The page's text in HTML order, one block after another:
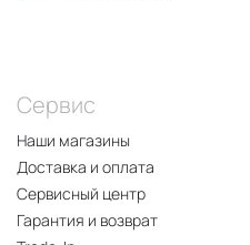
Сервис
Наши магазины
Доставка и оплата
Сервисный центр
Гарантия и возврат